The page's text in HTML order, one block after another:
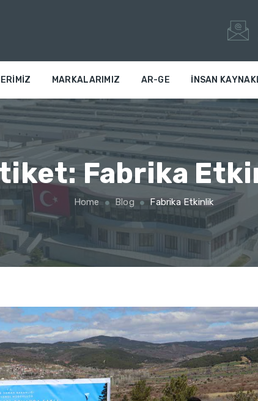
MARKALARIMIZ AR-GE İNSAN
Fabrika
Home Blog Fabrika Etkinlik